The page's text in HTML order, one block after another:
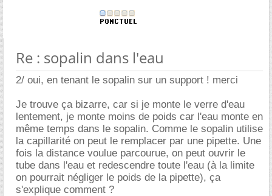
Re : sopalin dans l'eau
2/ oui, en tenant le sopalin sur un support ! merci
Je trouve ça bizarre, car si je monte le verre d'eau
lentement, je monte moins de poids car l'eau monte en
même temps dans le sopalin. Comme le sopalin utilise
la capillarité on peut le remplacer par une pipette. Une
fois la distance voulue parcourue, on peut ouvrir le
tube dans l'eau et redescendre toute l'eau (à la limite
on pourrait négliger le poids de la pipette), ça
s'explique comment ?